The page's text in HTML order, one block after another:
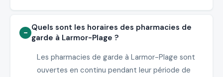
Quels sont les horaires des pharmacies de
garde à Larmor-Plage ?
Les pharmacies de garde à Larmor-Plage sont
ouvertes en continu pendant leur période de